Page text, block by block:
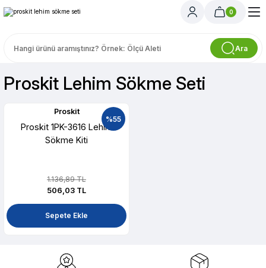
Ara
0
Proskit Lehim Sökme Seti
%55
Proskit
Proskit 1PK-3616 Lehim
Sökme Kiti
1.136,89 TL
506,03 TL
Sepete Ekle